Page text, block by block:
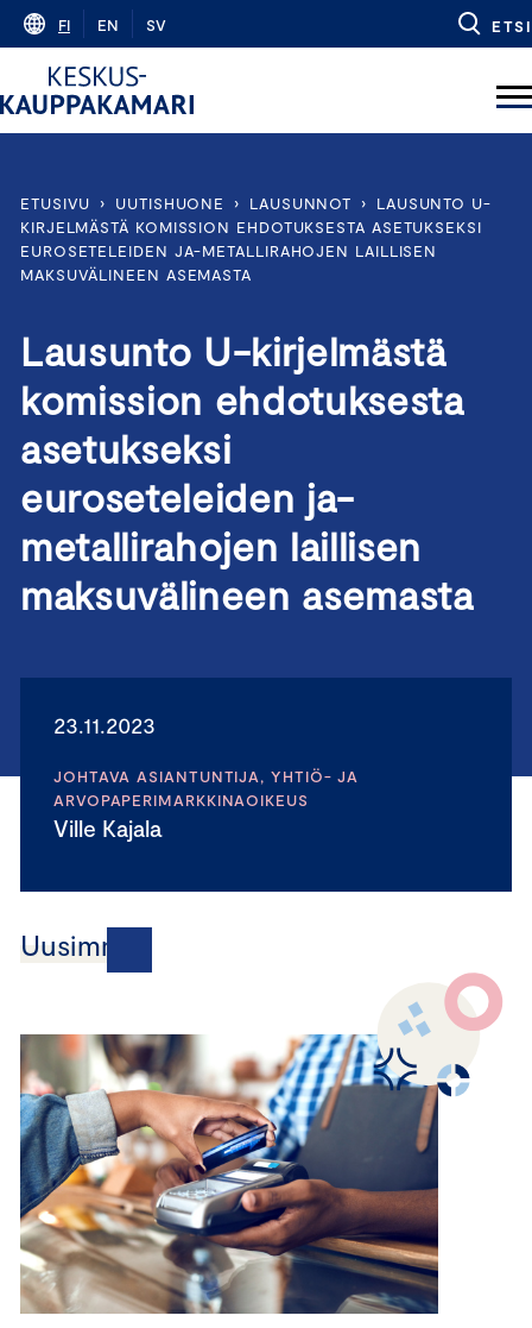
Skip
content
FI EN SV ETSI
ETUSIVU › UUTISHUONE › LAUSUNNOT ›
LAUSUNTO U-
KIRJELMÄSTÄ KOMISSION EHDOTUKSESTA ASETUKSEKSI
EUROSETELEIDEN JA-METALLIRAHOJEN LAILLISEN
MAKSUVÄLINEEN ASEMASTA
Lausunto U-kirjelmästä
komission ehdotuksesta
asetukseksi
euroseteleiden ja-
metallirahojen laillisen
maksuvälineen asemasta
23.11.2023
JOHTAVA ASIANTUNTIJA, YHTIÖ- JA
ARVOPAPERIMARKKINAOIKEUS
Ville Kajala
Uusimmat